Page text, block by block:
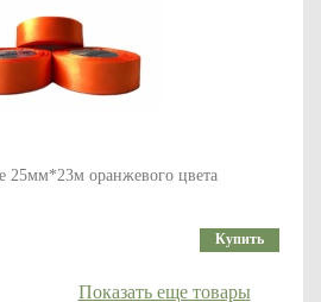
25мм*23м оранжевого цвета
Купить
Показать еще товары